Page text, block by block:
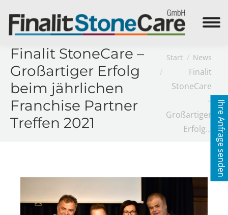
Search:
Finalit StoneCare –
Großartiger Erfolg
beim jährlichen
Franchise Partner
Treffen 2021
Sie befinden sich
hier:
Start News
Finalit
StoneCare
–
Großartiger
Erfolg…
Ihre Anfrage senden